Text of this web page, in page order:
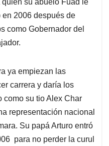
su abuelo Fuad le
2006 después de
como Gobernador del
ya empiezan las
carrera y daría los
como su tio Alex Char
representación nacional
Su papá Arturo entró
para no perder la curul